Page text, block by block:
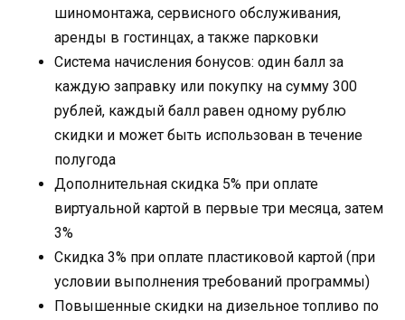
шиномонтажа, сервисного обслуживания,
аренды в гостинцах, а также парковки
Система начисления бонусов: один балл за
каждую заправку или покупку на сумму 300
рублей, каждый балл равен одному рублю
скидки и может быть использован в течение
полугода
Дополнительная скидка 5% при оплате
виртуальной картой в первые три месяца, затем
3%
Скидка 3% при оплате пластиковой картой (при
условии выполнения требований программы)
Повышенные скидки на дизельное топливо по